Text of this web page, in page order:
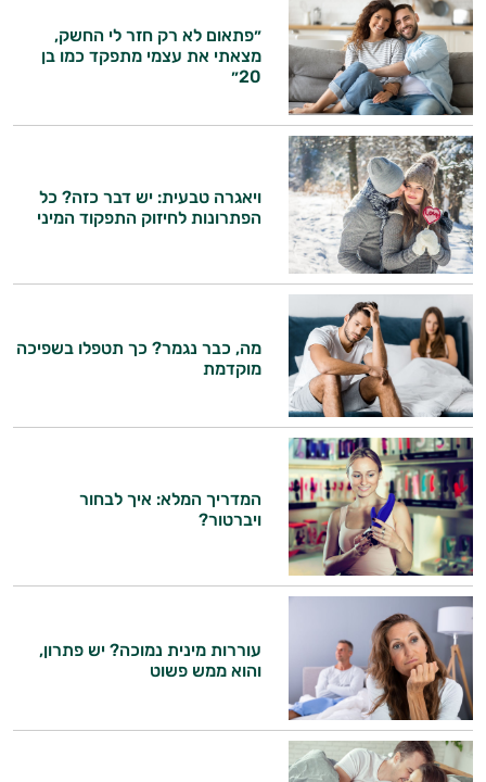
״פתאום לא רק חזר לי החשק,
מצאתי את עצמי מתפקד כמו בן
20״
ויאגרה טבעית: יש דבר כזה? כל
הפתרונות לחיזוק התפקוד המיני
מה, כבר נגמר? כך תטפלו בשפיכה
מוקדמת
המדריך המלא: איך לבחור
ויברטור?
עוררות מינית נמוכה? יש פתרון,
והוא ממש פשוט